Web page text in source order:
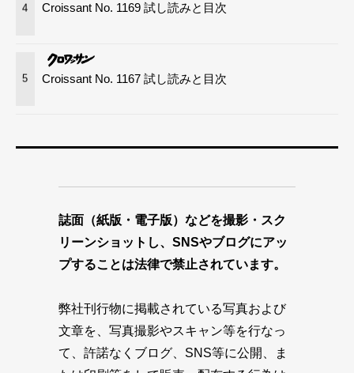
4 Croissant No. 1169 試し読みと目次
5 Croissant No. 1167 試し読みと目次
誌面（紙版・電子版）などを撮影・スク
リーンショットし、SNSやブログにアッ
プすることは法律で禁止されています。
弊社刊行物に掲載されている写真および
文章を、写真撮影やスキャン等を行なっ
て、許諾なくブログ、SNS等に公開、ま